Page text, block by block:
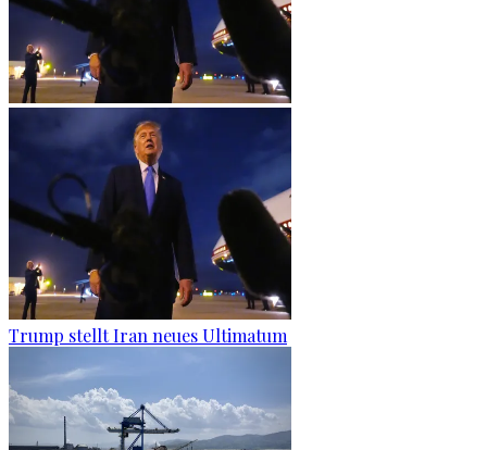
Trump stellt Iran neues Ultimatum